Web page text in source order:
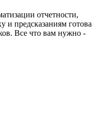
отчетности,
и предсказаниям готова
Все что вам нужно -